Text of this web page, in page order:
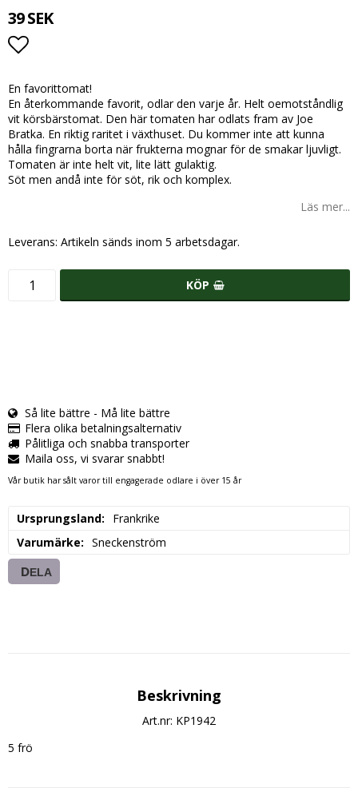
39 SEK
En favorittomat!
En återkommande favorit, odlar den varje år. Helt oemotståndlig
vit körsbärstomat. Den här tomaten har odlats fram av Joe
Bratka. En riktig raritet i växthuset. Du kommer inte att kunna
hålla fingrarna borta när frukterna mognar för de smakar ljuvligt.
Tomaten är inte helt vit, lite lätt gulaktig.
Söt men andå inte för söt, rik och komplex.
Läs mer...
Leverans: Artikeln sänds inom 5 arbetsdagar.
KÖP
Så lite bättre - Må lite bättre
Flera olika betalningsalternativ
Pålitliga och snabba transporter
Maila oss, vi svarar snabbt!
Vår butik har sålt varor till engagerade odlare i över 15 år
Ursprungsland
Frankrike
Varumärke
Sneckenström
DELA
Beskrivning
Art.nr: KP1942
5 frö